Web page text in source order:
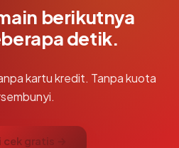
berikutnya
detik.
kartu kredit. Tanpa kuota
cek gratis →